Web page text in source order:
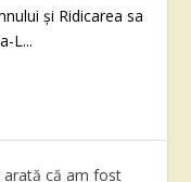
și Ridicarea sa
L...